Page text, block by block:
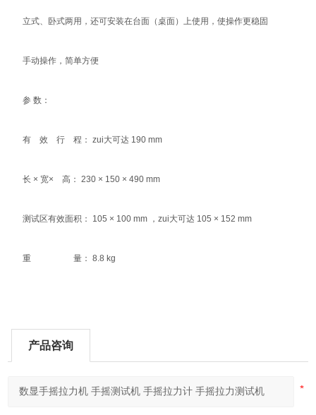
立式、卧式两用，还可安装在台面（桌面）上使用，使操作更稳固
手动操作，简单方便
参 数：
有 效 行 程： zui大可达 190 mm
长 × 宽× 高： 230 × 150 × 490 mm
测试区有效面积： 105 × 100 mm ，zui大可达 105 × 152 mm
重 量： 8.8 kg
产品咨询